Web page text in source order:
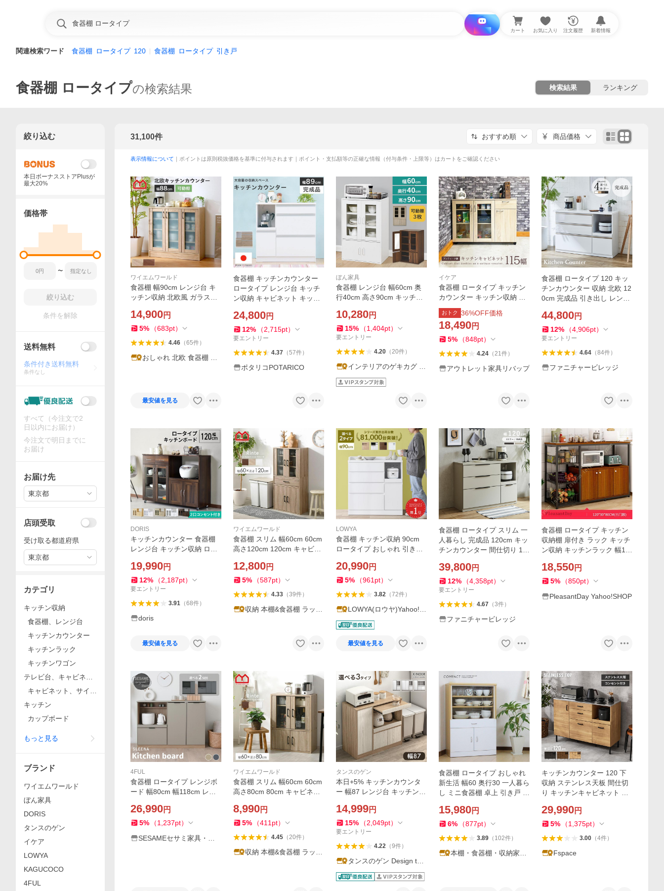
i と探す カート お気に入り 注文履歴 新着情報
関連検索ワード 食器棚 ロータイプ 120 食器棚 ロータイプ 引き戸
食器棚 ロータイプの検索結果 検索結果 ランキング
31,100件 おすすめ順 商品価格
表示情報について ｜ポイントは原則税抜価格を基準に付与されます｜ポイント・支払額等の正確な情報（付与条件・上限等）はカートをご確認ください
ワイエムワールド
食器棚 幅90cm レンジ台 キ
ッチン収納 北欧風 ガラス扉
可動棚 省スペース おしゃれ
安い
14,900円
5% （683pt）
4.46（65件）
おしゃれ 北欧 食器棚 alb
最安値を見る
食器棚 キッチンカウンター
ロータイプ レンジ台 キッチ
ン収納 キャビネット キッチ
ー 90カウンター BILLY (WH/
SNA) 【送料無料】
24,800円
12% （2,715pt）
要エントリー
4.37（57件）
ポタリコPOTARICO
ぼん家具
食器棚 レンジ台 幅60cm 奥
行40cm 高さ90cm キッチン
ジラック ロータイプ 省スペ
ース ガラス扉 開き戸 可動棚
収納 北欧
10,280円
15% （1,404pt）
要エントリー
4.20（20件）
インテリアのゲキカグ Y
ahoo!店
イケア
食器棚 ロータイプ キッチン
カウンター キッチン収納 キ
ッチンキャビネット キャス
ター付き 幅115cm 引き出し
アンティーク調 ナチュラル
おしゃれ wok
おトク 36%OFF価格
18,490円
5% （848pt）
4.24（21件）
アウトレット家具リバップ
食器棚 ロータイプ 120 キッ
チンカウンター 収納 北欧 12
0cm 完成品 引き出し レンジ
対応 大容量収納 シンプル ワ
ークス 爆買
44,800円
12% （4,906pt）
要エントリー
4.64（84件）
ファニチャービレッジ
DORIS
キッチンカウンター 食器棚
レンジ台 キッチン収納 ロー
ス扉 スライド棚 メラミン ノ
エル 幅120cm ドリス Noel
19,990円
12% （2,187pt）
要エントリー
3.91（68件）
doris
最安値を見る
ワイエムワールド
食器棚 スリム 幅60cm 60cm
高さ120cm 120cm キャビネ
プ 引き出し おしゃれ 小さめ
一人暮らし 省スペース キッ
12,800円
5% （587pt）
4.33（39件）
収納 本棚&食器棚 ラック
LOWYA
食器棚 キッチン収納 90cm
ロータイプ おしゃれ 引き出
ジボード 収納 オープン収納
キッチンカウンター スリム
20,990円
5% （961 pt）
3.82（72件）
LOWYA(ロウヤ)Yahoo!シ
ョッピング店
最安値を見る
食器棚 ロータイプ スリム 一
人暮らし 完成品 120cm キッ
チンカウンター 間仕切り 12
カップボード カウンター ワ
ンダー 爆買
39,800円
12% （4,358pt）
要エントリー
4.67（3件）
ファニチャービレッジ
食器棚 ロータイプ キッチン
収納棚 扉付き ラック キッチ
ン収納 キッチンラック 幅10
スリム 木製 キャビネット レ
ンジラック
18,550円
5% （850pt）
PleasantDay Yahoo!SHOP
4FUL
食器棚 ロータイプ レンジボ
ード 幅80cm 幅118cm レン
カウンター 大型レンジ対応
キッチンボード SLEENA/レ
26,990円
5% （1,237pt）
SESAMEセサミ家具・イ
ワイエムワールド
食器棚 スリム 幅60cm 60cm
高さ80cm 80cm キャビネッ
引き出し おしゃれ 小さめ 一
人暮らし 省スペース キッチ
8,990円
5% （411 pt）
4.45（20件）
収納 本棚&食器棚 ラック
タンスのゲン
本日+5% キッチンカウンタ
ー 幅87 レンジ台 キッチンボ
キッチン スライド棚 レンジ
台 食器棚 カップボード カウ
ンター 90
14,999円
15% （2,049pt）
要エントリー
4.22（9件）
タンスのゲン Design the
Future
食器棚 ロータイプ おしゃれ
新生活 幅60 奥行30 一人暮ら
し ミニ食器棚 卓上 引き戸 引
15,980円
6% （877pt）
3.89（ 102件）
本棚・食器棚・収納家具
キッチンカウンター 120 下
収納 ステンレス天板 間仕切
り キッチンキャビネット キ
イプ レンジ台 キッチンラッ
ク 収納 ステンリア
29,990円
5% （1,375pt）
3.00（4件）
Fspace
絞り込む
本日ボーナスストアPlusが
最大20%
価格帯
〜
絞り込む
条件を解除
送料無料
条件付き送料無料
条件なし
すべて（今注文で2
日以内にお届け）
今注文で明日までに
お届け
お届け先
東京都
店頭受取
受け取る都道府県
東京都
カテゴリ
キッチン収納
食器棚、レンジ台
キッチンカウンター
キッチンラック
キッチンワゴン
テレビ台、キャビネッ
トキャビネット、サイド
ボード
キッチン
カップボード
もっと見る
ブランド
ワイエムワールド
ぼん家具
DORIS
タンスのゲン
イケア
LOWYA
KAGUCOCO
4FUL